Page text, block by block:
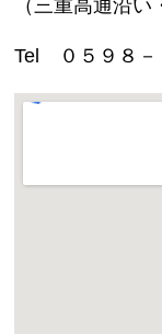
（三重高通沿い
Tel ０５９８－